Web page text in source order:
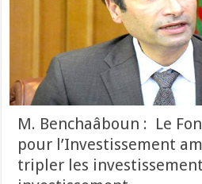
M. Benchaâboun : Le
pour l’Investissement
tripler les